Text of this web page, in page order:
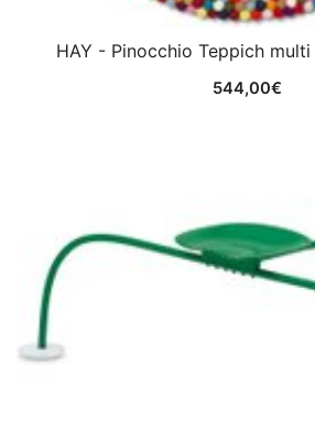
HAY - Pinocchio Teppich
544,00€